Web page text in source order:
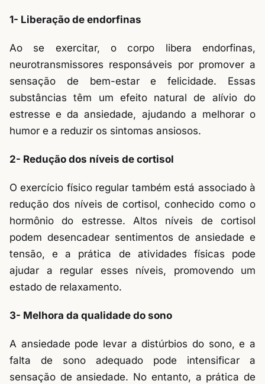
1- Liberação de endorfinas
Ao se exercitar, o corpo libera endorfinas,
neurotransmissores responsáveis por promover a
sensação de bem-estar e felicidade. Essas
substâncias têm um efeito natural de alívio do
estresse e da ansiedade, ajudando a melhorar o
humor e a reduzir os sintomas ansiosos.
2- Redução dos níveis de cortisol
O exercício físico regular também está associado à
redução dos níveis de cortisol, conhecido como o
hormônio do estresse. Altos níveis de cortisol
podem desencadear sentimentos de ansiedade e
tensão, e a prática de atividades físicas pode
ajudar a regular esses níveis, promovendo um
estado de relaxamento.
3- Melhora da qualidade do sono
A ansiedade pode levar a distúrbios do sono, e a
falta de sono adequado pode intensificar a
sensação de ansiedade. No entanto, a prática de